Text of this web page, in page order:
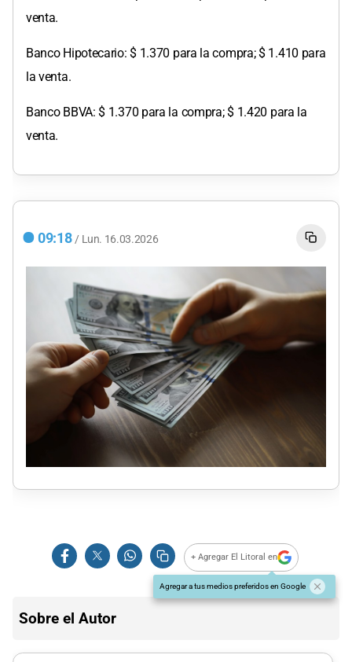
venta.
Banco Hipotecario: $ 1.370 para la compra; $ 1.410 para
la venta.
Banco BBVA: $ 1.370 para la compra; $ 1.420 para la
venta.
09:18 / Lun. 16.03.2026
+ Agregar El Litoral en
Agregar a tus medios preferidos en Google
Sobre el Autor